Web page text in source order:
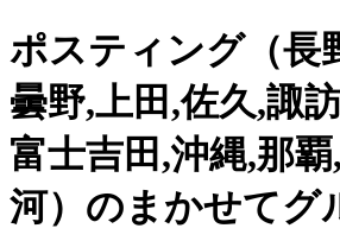
ポスティング（長
曇野,上田,佐久,諏
富士吉田,沖縄,那
河）のまかせてグ